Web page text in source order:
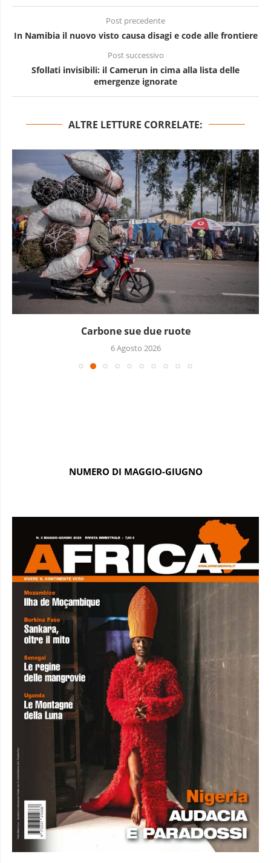
Post precedente
In Namibia il nuovo visto causa disagi e code alle frontiere
Post successivo
Sfollati invisibili: il Camerun in cima alla lista delle
emergenze ignorate
ALTRE LETTURE CORRELATE:
Carbone sue due ruote
6 Agosto 2026
NUMERO DI MAGGIO-GIUGNO